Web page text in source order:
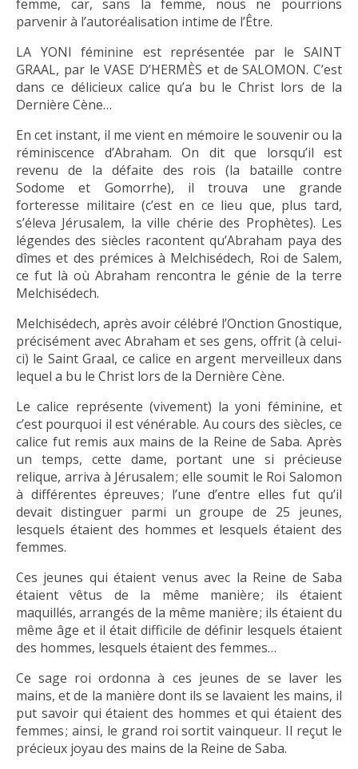
femme, car, sans la femme, nous ne pourrions
parvenir à l’autoréalisation intime de l’Être.
LA YONI féminine est représentée par le SAINT
GRAAL, par le VASE D’HERMÈS et de SALOMON. C’est
dans ce délicieux calice qu’a bu le Christ lors de la
Dernière Cène…
En cet instant, il me vient en mémoire le souvenir ou la
réminiscence d’Abraham. On dit que lorsqu’il est
revenu de la défaite des rois (la bataille contre
Sodome et Gomorrhe), il trouva une grande
forteresse militaire (c’est en ce lieu que, plus tard,
s’éleva Jérusalem, la ville chérie des Prophètes). Les
légendes des siècles racontent qu’Abraham paya des
dîmes et des prémices à Melchisédech, Roi de Salem,
ce fut là où Abraham rencontra le génie de la terre
Melchisédech.
Melchisédech, après avoir célébré l’Onction Gnostique,
précisément avec Abraham et ses gens, offrit (à celui-
ci) le Saint Graal, ce calice en argent merveilleux dans
lequel a bu le Christ lors de la Dernière Cène.
Le calice représente (vivement) la yoni féminine, et
c’est pourquoi il est vénérable. Au cours des siècles, ce
calice fut remis aux mains de la Reine de Saba. Après
un temps, cette dame, portant une si précieuse
relique, arriva à Jérusalem ; elle soumit le Roi Salomon
à différentes épreuves ; l’une d’entre elles fut qu’il
devait distinguer parmi un groupe de 25 jeunes,
lesquels étaient des hommes et lesquels étaient des
femmes.
Ces jeunes qui étaient venus avec la Reine de Saba
étaient vêtus de la même manière ; ils étaient
maquillés, arrangés de la même manière ; ils étaient du
même âge et il était difficile de définir lesquels étaient
des hommes, lesquels étaient des femmes…
Ce sage roi ordonna à ces jeunes de se laver les
mains, et de la manière dont ils se lavaient les mains, il
put savoir qui étaient des hommes et qui étaient des
femmes ; ainsi, le grand roi sortit vainqueur. Il reçut le
précieux joyau des mains de la Reine de Saba.